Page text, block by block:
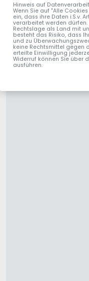
Hinweis auf
Wenn Sie auf "Alle
ein, dass ihre Daten i.S.v.
verarbeitet werden
Rechtslage als Land mit
besteht das Risiko, dass
und zu
keine Rechtsmittel gegen
erteilte Einwilligung
Widerruf können Sie über
ausführen.